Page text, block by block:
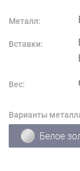
Металл:
Вставки:
Вес:
Варианты
Белое